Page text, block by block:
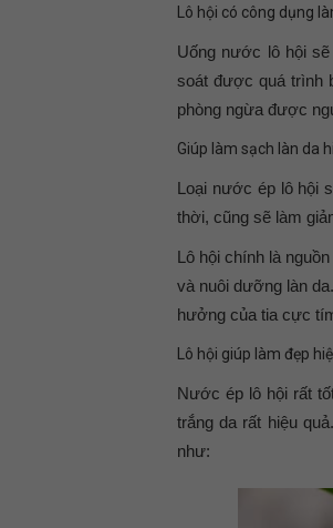
Lô hội có công dụng
Uống nước lô hội
soát được quá trình
phòng ngừa được
Giúp làm sạch làn da
Loại nước ép lô hội
thời, cũng sẽ làm
Lô hội chính là
và nuôi dưỡng làn
hưởng của tia cực
Lô hội giúp làm đẹp
Nước ép lô hội rất
trắng da rất hiệu
như: